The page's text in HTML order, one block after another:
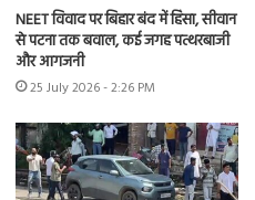
NEET विवाद पर बिहार बंद में हिंसा, सीवान
से पटना तक बवाल, कई जगह पत्थरबाजी
और आगजनी
25 July 2026 - 2:26 PM